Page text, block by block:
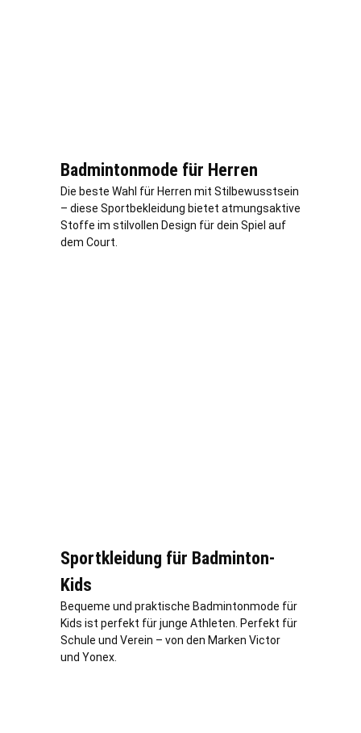
Badmintonmode für Herren
Die beste Wahl für Herren mit Stilbewusstsein
– diese Sportbekleidung bietet atmungsaktive
Stoffe im stilvollen Design für dein Spiel auf
dem Court.
Sportkleidung für Badminton-
Kids
Bequeme und praktische Badmintonmode für
Kids ist perfekt für junge Athleten. Perfekt für
Schule und Verein – von den Marken Victor
und Yonex.